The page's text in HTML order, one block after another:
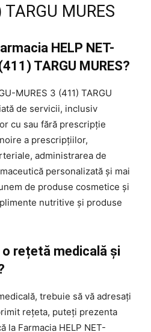
MURES
HELP NET-
TARGU MURES?
MURES 3 (411) TARGU
de servicii, inclusiv
cu sau fără prescripție
a prescripțiilor,
administrarea de
personalizată și mai
de produse cosmetice și
nutritive și produse
rețetă medicală și
trebuie să vă adresați
rețeta, puteți prezenta
la Farmacia HELP NET-